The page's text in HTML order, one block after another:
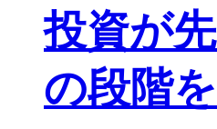
投資が
の段階